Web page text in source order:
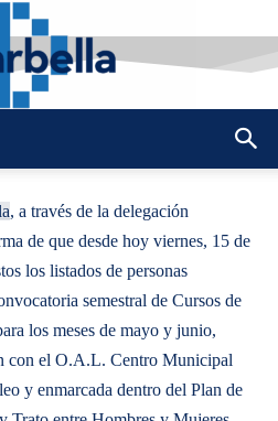
, a través de la delegación
de que desde hoy viernes, 15 de
los listados de personas
semestral de Cursos de
los meses de mayo y junio,
con el O.A.L. Centro Municipal
y enmarcada dentro del Plan de